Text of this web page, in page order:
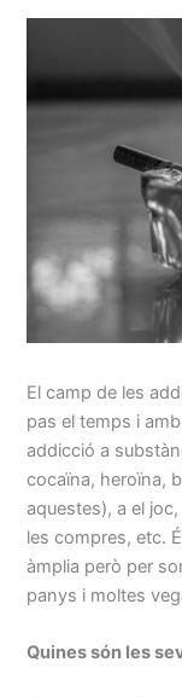
El camp de les
pas el temps i
addicció a
cocaïna, heroïna,
aquestes), a el joc,
les compres, etc.
àmplia però per
panys i moltes
Quines són les